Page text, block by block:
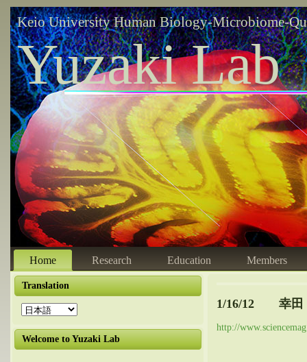
Keio University Human Biology-Microbiome-
Yuzaki Lab
Home Research Education Members
Translation
Welcome to Yuzaki Lab
1/16/12 幸田
http://